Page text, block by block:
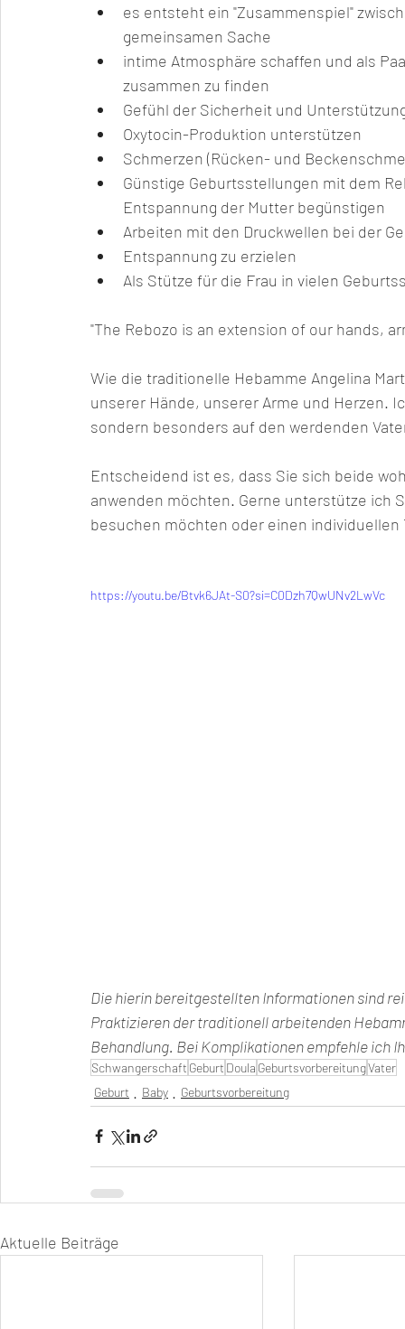
es entsteht ein "Zusammenspiel"
gemeinsamen Sache
intime Atmosphäre schaffen und als
zusammen zu finden
Gefühl der Sicherheit und
Oxytocin-Produktion unterstützen
Schmerzen (Rücken- und
Günstige Geburtsstellungen mit dem
Entspannung der Mutter begünstigen
Arbeiten mit den Druckwellen bei der
Entspannung zu erzielen
Als Stütze für die Frau in vielen
"The Rebozo is an extension of our hands,
Wie die traditionelle Hebamme Angelina
unserer Hände, unserer Arme und Herzen.
sondern besonders auf den werdenden
Entscheidend ist es, dass Sie sich beide
anwenden möchten. Gerne unterstütze ich
besuchen möchten oder einen
https://youtu.be/Btvk6JAt-S0?si=C0Dzh7QwUNv2LwVc
Die hierin bereitgestellten Informationen sind
Praktizieren der traditionell arbeitenden
Behandlung. Bei Komplikationen empfehle ich
Schwangerschaft Geburt Doula GeburtsvorbereitungVater
Geburt
Baby Geburtsvorbereitung
Aktuelle Beiträge